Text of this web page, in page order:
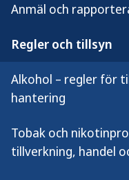
Anmäl och
Regler och tillsyn
Alkohol – regler för
hantering
Tobak och
tillverkning, handel
bassängbad
och vägledning